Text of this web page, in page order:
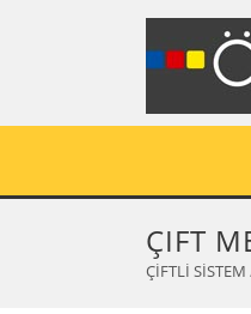
ÇIFT
ÇİFTLİ SİSTEM